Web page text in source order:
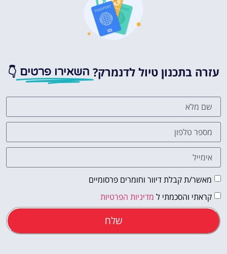
עזרה בתכנון טיול לדנמרק? השאירו פרטים 👇
מאשר/ת קבלת דיוור וחומרים פרסומיים
קראתי והסכמתי ל מדיניות הפרטיות
שלח